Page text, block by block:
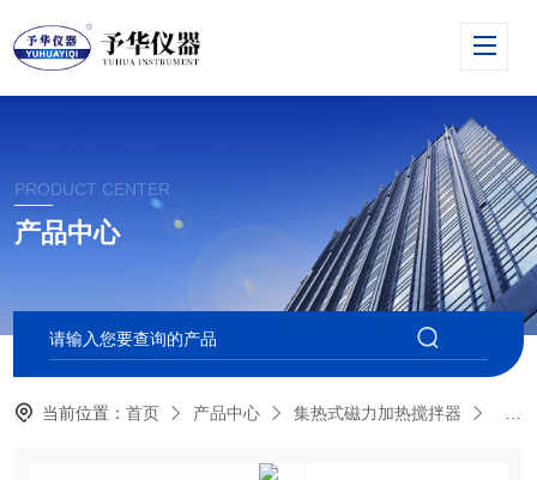
PRODUCT CENTER
产品中心
当前位置：首页 产品中心 集热式磁力加热搅拌器